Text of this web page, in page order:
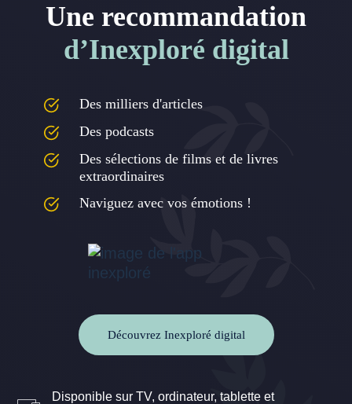
Une recommandation
d’Inexploré digital
Des milliers d'articles
Des podcasts
Des sélections de films et de livres
extraordinaires
Naviguez avec vos émotions !
Découvrez Inexploré digital
Disponible sur TV, ordinateur, tablette et